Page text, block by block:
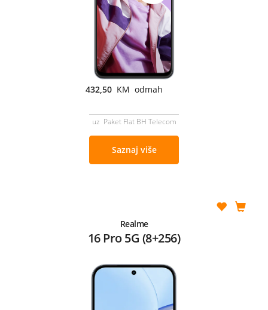
432,50 KM odmah
uz Paket Flat BH Telecom
Saznaj više
Realme
16 Pro 5G (8+256)